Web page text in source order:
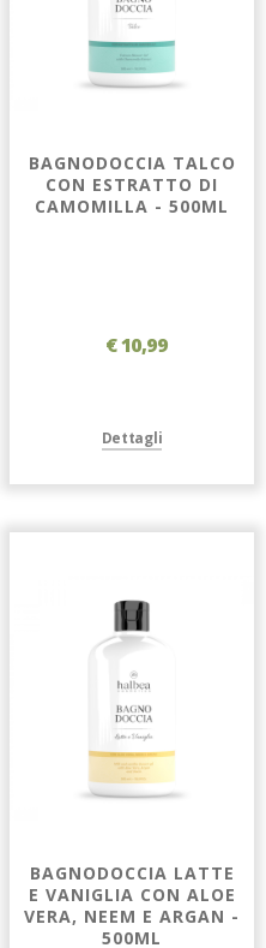
BAGNODOCCIA TALCO
CON ESTRATTO DI
CAMOMILLA - 500ML
€ 10,99
Dettagli
BAGNODOCCIA LATTE
E VANIGLIA CON ALOE
VERA, NEEM E ARGAN -
500ML